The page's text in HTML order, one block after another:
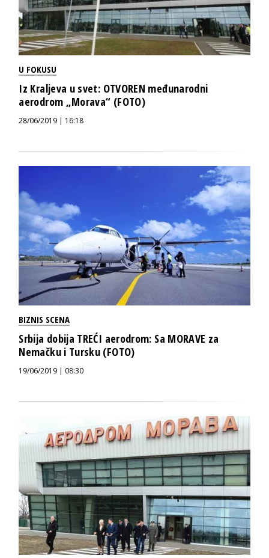
U FOKUSU
Iz Kraljeva u svet: OTVOREN međunarodni
aerodrom „Morava“ (FOTO)
28/06/2019 | 16:18
BIZNIS SCENA
Srbija dobija TREĆI aerodrom: Sa MORAVE za
Nemačku i Tursku (FOTO)
19/06/2019 | 08:30